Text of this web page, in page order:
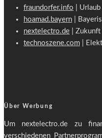
fraundorfer.info |
hoamad.bayern |
nextelectro.de |
technoszene.com |
Über Werbung
Um nextelectro.de zu
verschiedenen